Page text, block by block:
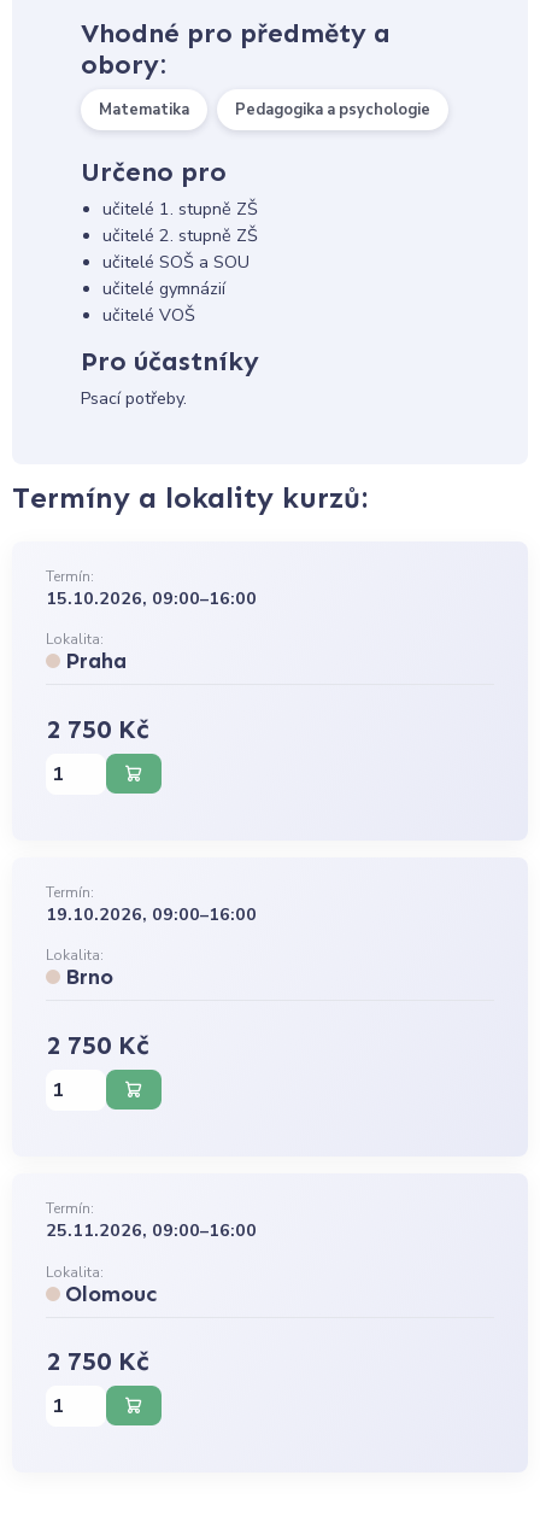
Vhodné pro předměty a
obory:
Matematika Pedagogika a psychologie
Určeno pro
učitelé 1. stupně ZŠ
učitelé 2. stupně ZŠ
učitelé SOŠ a SOU
učitelé gymnázií
učitelé VOŠ
Pro účastníky
Psací potřeby.
Termíny a lokality kurzů:
Termín:
15.10.2026, 09:00–16:00
Lokalita:
Praha
2 750 Kč
Termín:
19.10.2026, 09:00–16:00
Lokalita:
Brno
2 750 Kč
Termín:
25.11.2026, 09:00–16:00
Lokalita:
Olomouc
2 750 Kč